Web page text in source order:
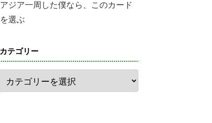
アジア一周した僕なら、このカード
を選ぶ
カテゴリー